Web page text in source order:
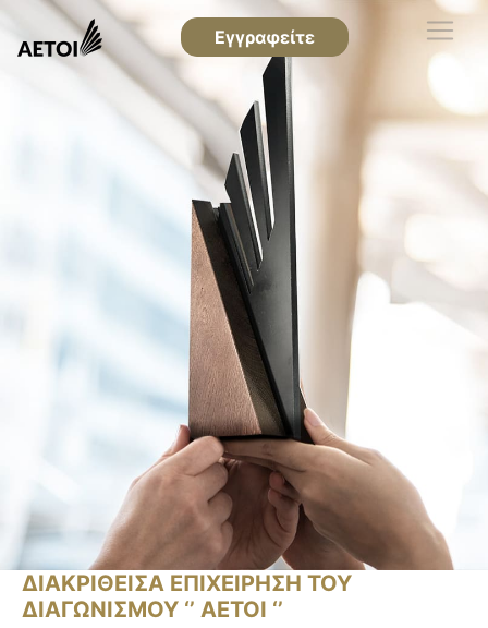
Εγγραφείτε
ΔΙΑΚΡΙΘΕΙΣΑ ΕΠΙΧΕΙΡΗΣΗ ΤΟΥ
ΔΙΑΓΩΝΙΣΜΟΥ ‘’ ΑΕΤΟΙ ‘’